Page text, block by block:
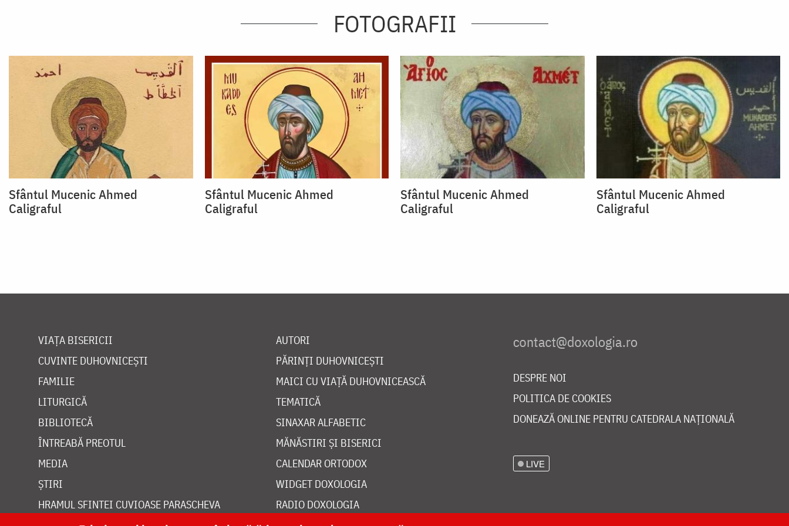
FOTOGRAFII
Sfântul Mucenic Ahmed
Caligraful
Sfântul Mucenic Ahmed
Caligraful
Sfântul Mucenic Ahmed
Caligraful
Sfântul Mucenic Ahmed
Caligraful
VIAȚA BISERICII
CUVINTE DUHOVNICEȘTI
FAMILIE
LITURGICĂ
BIBLIOTECĂ
ÎNTREABĂ PREOTUL
MEDIA
ȘTIRI
HRAMUL SFINTEI CUVIOASE PARASCHEVA
AUTORI
PĂRINȚI DUHOVNICEȘTI
MAICI CU VIAȚĂ DUHOVNICEASCĂ
TEMATICĂ
SINAXAR ALFABETIC
MĂNĂSTIRI ȘI BISERICI
CALENDAR ORTODOX
WIDGET DOXOLOGIA
RADIO DOXOLOGIA
DESPRE NOI
POLITICA DE COOKIES
DONEAZĂ ONLINE PENTRU CATEDRALA NAȚIONALĂ
LIVE